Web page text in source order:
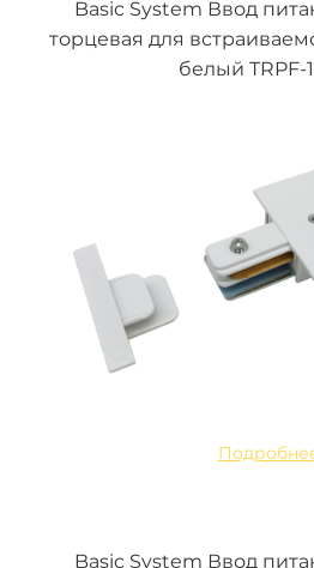
Basic System Ввод
торцевая для
белый TRPF-
Basic System Ввод